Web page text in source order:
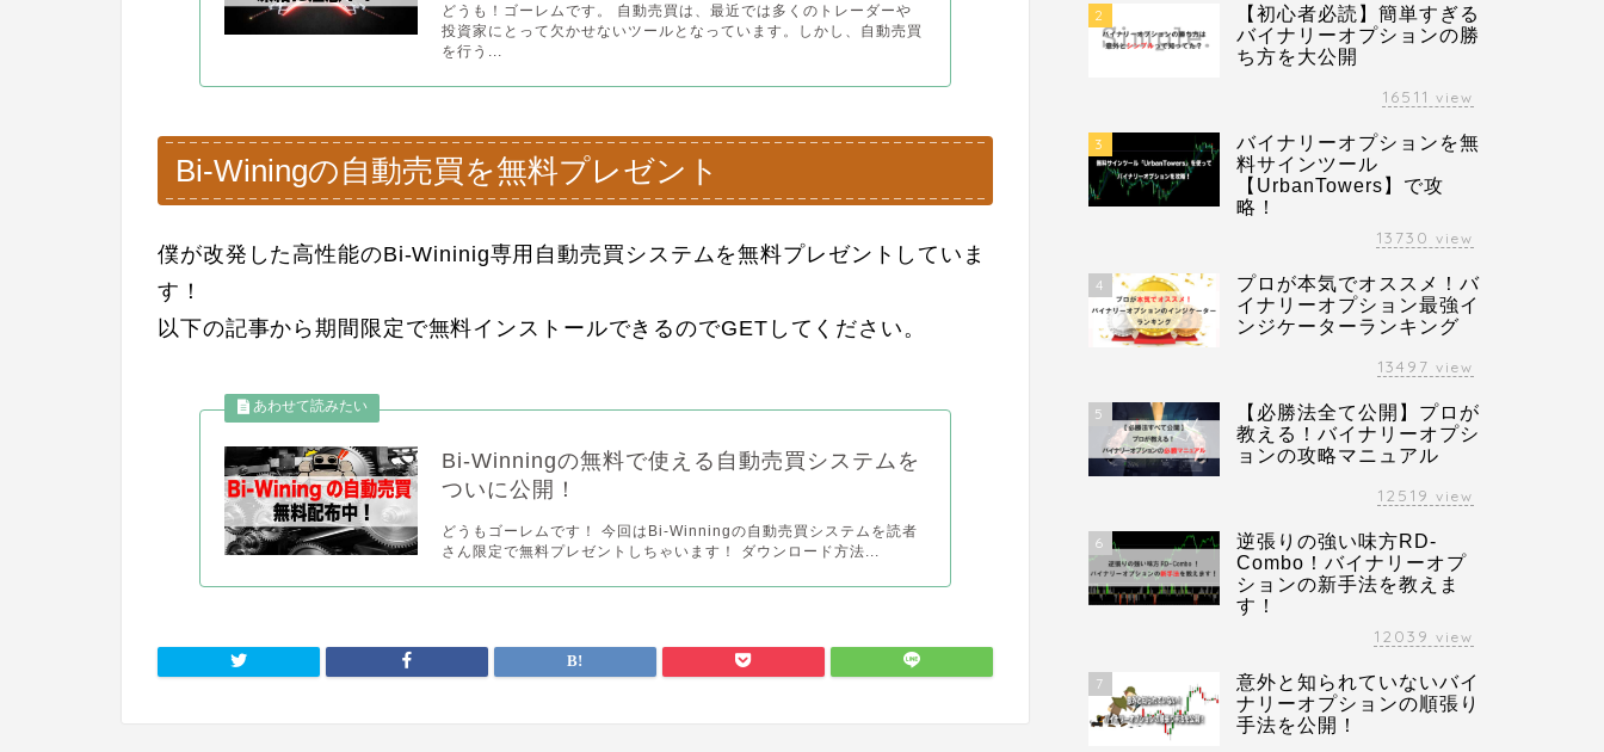
どうも！ゴーレムです。 自動売買は、最近では多くのトレーダーや
投資家にとって欠かせないツールとなっています。しかし、自動売買
を行う...
Bi-Winingの自動売買を無料プレゼント
僕が改発した高性能のBi-Wininig専用自動売買システムを無料プレゼントしていま
す！
以下の記事から期間限定で無料インストールできるのでGETしてください。
Bi-Winningの無料で使える自動売買システムを
ついに公開！
どうもゴーレムです！ 今回はBi-Winningの自動売買システムを読者
さん限定で無料プレゼントしちゃいます！ ダウンロード方法...
2
【初心者必読】簡単すぎる
バイナリーオプションの勝
ち方を大公開
16511 view
3
バイナリーオプションを無
料サインツール
【UrbanTowers】で攻
略！
13730 view
4
プロが本気でオススメ！バ
イナリーオプション最強イ
ンジケーターランキング
13497 view
5
【必勝法全て公開】プロが
教える！バイナリーオプシ
ョンの攻略マニュアル
12519 view
6
逆張りの強い味方RD-
Combo！バイナリーオプ
ションの新手法を教えま
す！
12039 view
7
意外と知られていないバイ
ナリーオプションの順張り
手法を公開！